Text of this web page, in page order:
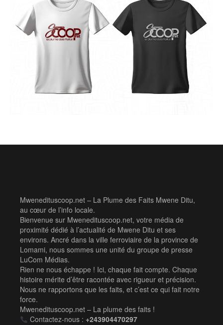
Mwenedituscoop.net – La Plume des Faits Mwene Ditu,
au cœur de l’info locale.
Bienvenue sur Mwenedituscoop.net, votre média de
proximité dédié à l’actualité de Mwene Ditu et ses
environs. Ancré dans la ville ferroviaire de la province de
Lomami, nous sommes une unité du groupe de presse
LuCom Médias.
Rien ne nous échappe ! Ici, chaque fait compte. Chaque
histoire mérite d’être racontée avec rigueur et précision.
Nous ne rapportons que les faits, et c’est ce qui fait notre
force.
Mwenedituscoop.net – La plume des faits !
Contactez-nous : +243904470297